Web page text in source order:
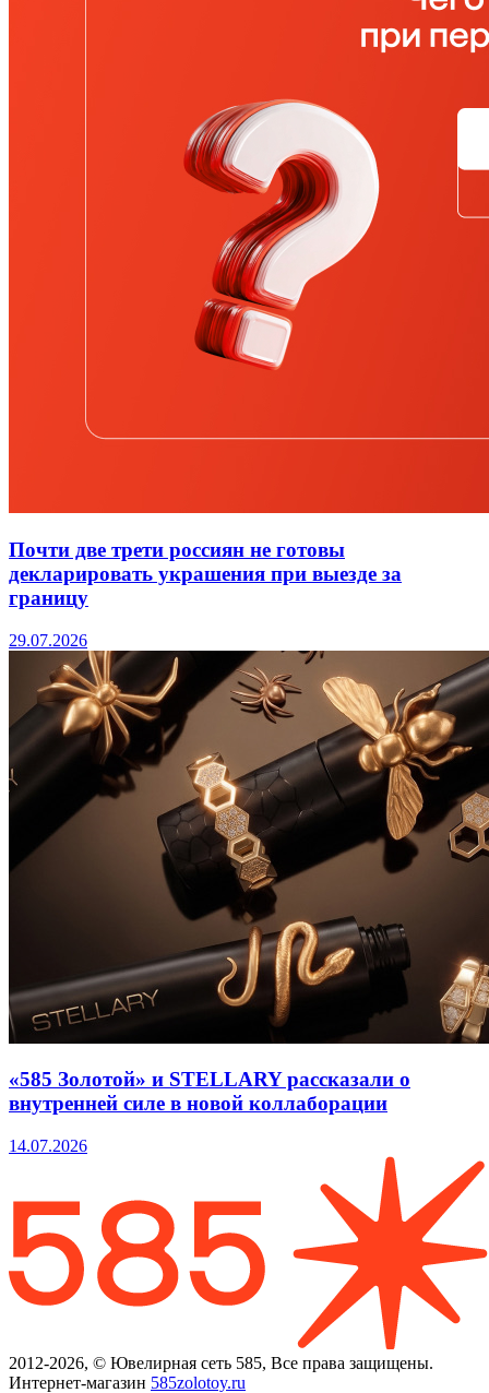
Почти две трети россиян не готовы
декларировать украшения при выезде за
границу
29.07.2026
«585 Золотой» и STELLARY рассказали о
внутренней силе в новой коллаборации
14.07.2026
2012-2026, © Ювелирная сеть 585, Все права защищены.
Интернет-магазин 585zolotoy.ru